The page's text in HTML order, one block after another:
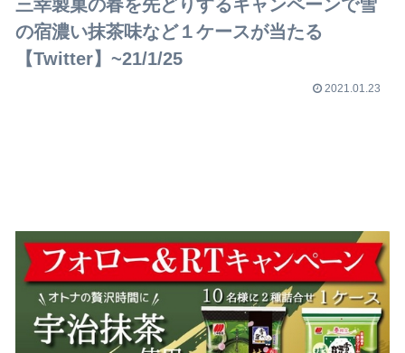
三幸製菓の春を先どりするキャンペーンで雪
の宿濃い抹茶味など１ケースが当たる
【Twitter】~21/1/25
2021.01.23